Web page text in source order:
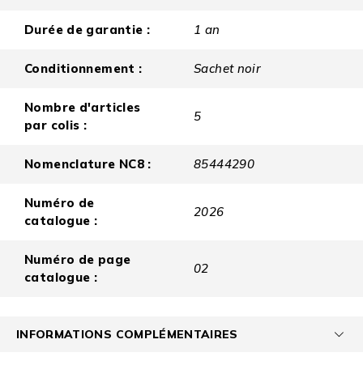
Durée de garantie : 1 an
Conditionnement : Sachet noir
Nombre d'articles
par colis :
5
Nomenclature NC8 : 85444290
Numéro de
catalogue :
2026
Numéro de page
catalogue :
02
INFORMATIONS COMPLÉMENTAIRES